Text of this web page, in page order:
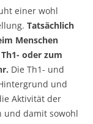
einer wohl
Tatsächlich
Menschen
oder zum
Die Th1- und
und
Aktivität der
und damit sowohl